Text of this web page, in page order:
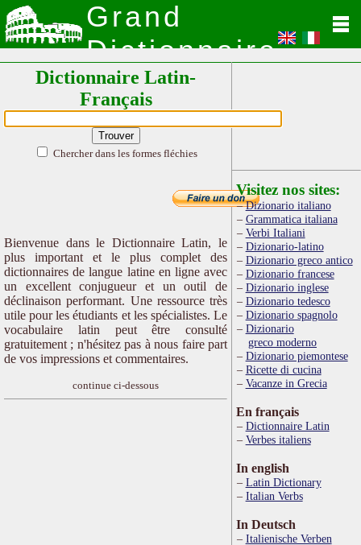
Grand
Dictionnaire
Latin
Dictionnaire Latin-
Français
Chercher dans les formes fléchies
Bienvenue dans le Dictionnaire Latin, le
plus important et le plus complet des
dictionnaires de langue latine en ligne avec
un excellent conjugueur et un outil de
déclinaison performant. Une ressource très
utile pour les étudiants et les spécialistes. Le
vocabulaire latin peut être consulté
gratuitement ; n'hésitez pas à nous faire part
de vos impressions et commentaires.
continue ci-dessous
Visitez nos sites:
Dizionario italiano
Grammatica italiana
Verbi Italiani
Dizionario-latino
Dizionario greco antico
Dizionario francese
Dizionario inglese
Dizionario tedesco
Dizionario spagnolo
Dizionario
greco moderno
Dizionario piemontese
Ricette di cucina
Vacanze in Grecia
En français
Dictionnaire Latin
Verbes italiens
In english
Latin Dictionary
Italian Verbs
In Deutsch
Italienische Verben